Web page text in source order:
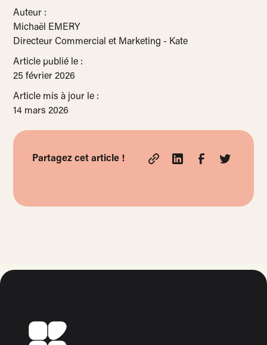
Auteur :
Michaël EMERY
Directeur Commercial et Marketing - Kate
Article publié le :
25 février 2026
Article mis à jour le :
14 mars 2026
Partagez cet article !